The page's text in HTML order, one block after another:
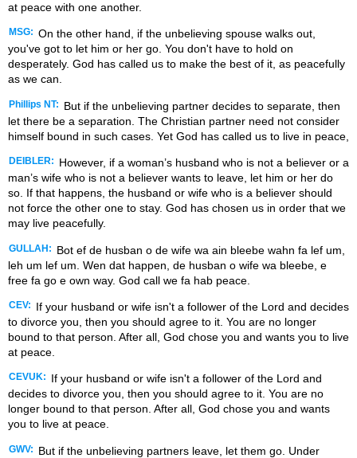
at peace with one another.
MSG: On the other hand, if the unbelieving spouse walks out,
you've got to let him or her go. You don't have to hold on
desperately. God has called us to make the best of it, as peacefully
as we can.
Phillips NT:
But if the unbelieving partner decides to separate, then
let there be a separation. The Christian partner need not consider
himself bound in such cases. Yet God has called us to live in peace,
DEIBLER:
However, if a woman’s husband who is not a believer or a
man’s wife who is not a believer wants to leave, let him or her do
so. If that happens, the husband or wife who is a believer should
not force the other one to stay. God has chosen us in order that we
may live peacefully.
GULLAH:
Bot ef de husban o de wife wa ain bleebe wahn fa lef um,
leh um lef um. Wen dat happen, de husban o wife wa bleebe, e
free fa go e own way. God call we fa hab peace.
CEV:
If your husband or wife isn't a follower of the Lord and decides
to divorce you, then you should agree to it. You are no longer
bound to that person. After all, God chose you and wants you to live
at peace.
CEVUK:
If your husband or wife isn't a follower of the Lord and
decides to divorce you, then you should agree to it. You are no
longer bound to that person. After all, God chose you and wants
you to live at peace.
GWV:
But if the unbelieving partners leave, let them go. Under